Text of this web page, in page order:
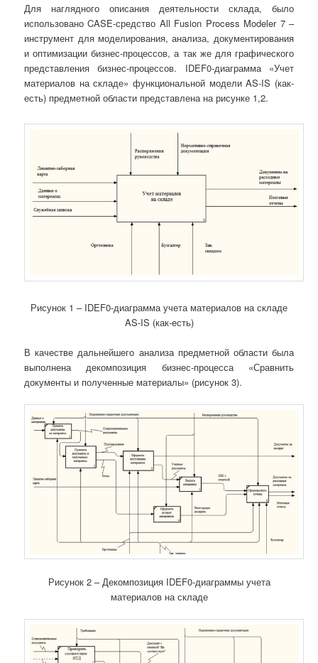
Для наглядного описания деятельности склада, было
использовано CASE-средство All Fusion Process Modeler 7 –
инструмент для моделирования, анализа, документирования
и оптимизации бизнес-процессов, а так же для графического
представления бизнес-процессов. IDEF0-диаграмма «Учет
материалов на складе» функциональной модели AS-IS (как-
есть) предметной области представлена на рисунке 1,2.
Рисунок 1 – IDEF0-диаграмма учета материалов на складе
AS-IS (как-есть)
В качестве дальнейшего анализа предметной области была
выполнена декомпозиция бизнес-процесса «Сравнить
документы и полученные материалы» (рисунок 3).
Рисунок 2 – Декомпозиция IDEF0-диаграммы учета
материалов на складе